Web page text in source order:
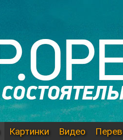
Картинки Видео